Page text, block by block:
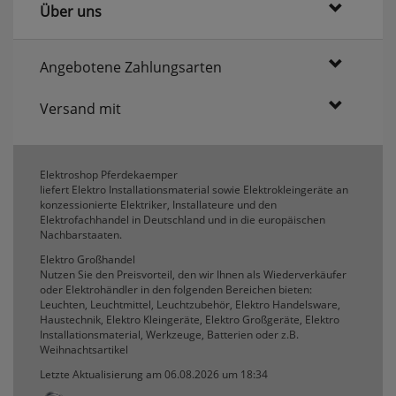
erneutem Aufruf die entsprechende Auswahl
Über uns
Angebotene Zahlungsarten
Versand mit
Elektroshop Pferdekaemper
liefert Elektro Installationsmaterial sowie Elektrokleingeräte an
konzessionierte Elektriker, Installateure und den
Elektrofachhandel in Deutschland und in die europäischen
Nachbarstaaten.
Elektro Großhandel
Nutzen Sie den Preisvorteil, den wir Ihnen als Wiederverkäufer
oder Elektrohändler in den folgenden Bereichen bieten:
Leuchten, Leuchtmittel, Leuchtzubehör, Elektro Handelsware,
Haustechnik, Elektro Kleingeräte, Elektro Großgeräte, Elektro
Installationsmaterial, Werkzeuge, Batterien oder z.B.
Weihnachtsartikel
Letzte Aktualisierung am 06.08.2026 um 18:34